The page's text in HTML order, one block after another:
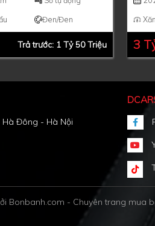
Đen/Đen
Trả trước: 1 Tỷ 50 Triệu 3
Hà Đông - Hà Nội
Bonbanh.com - Chuyên trang mua